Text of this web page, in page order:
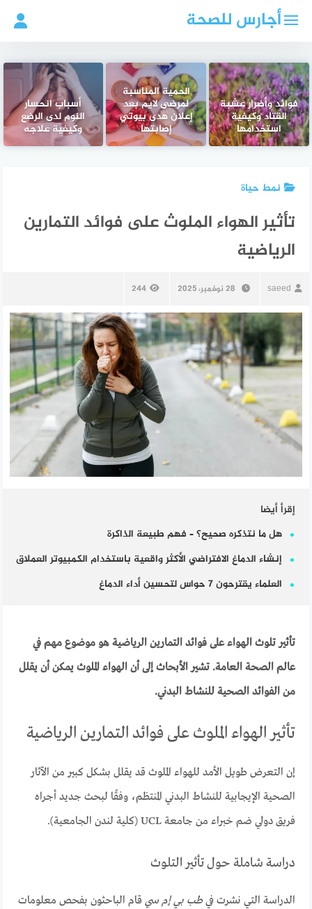
أجارس للصحة
فوائد وأضرار عشبة
القتاد وكيفية
استخدامها
الحمية المناسبة
لمرضى لايم بعد
إعلان هدى بيوتي
إصابتها
أسباب انحسار
النوم لدى الرضع
وكيفية علاجه
نمط حياة
تأثير الهواء الملوث على فوائد التمارين
الرياضية
saeed 28 نوفمبر، 2025 244
إقرأ أيضا
هل ما نتذكره صحيح؟ – فهم طبيعة الذاكرة
إنشاء الدماغ الافتراضي الأكثر واقعية باستخدام الكمبيوتر العملاق
العلماء يقترحون 7 حواس لتحسين أداء الدماغ
تأثير تلوث الهواء على فوائد التمارين الرياضية هو موضوع مهم في
عالم الصحة العامة. تشير الأبحاث إلى أن الهواء الملوث يمكن أن يقلل
من الفوائد الصحية للنشاط البدني.
تأثير الهواء الملوث على فوائد التمارين الرياضية
إن التعرض طويل الأمد للهواء الملوث قد يقلل بشكل كبير من الآثار
الصحية الإيجابية للنشاط البدني المنتظم، وفقًا لبحث جديد أجراه
فريق دولي ضم خبراء من جامعة UCL (كلية لندن الجامعية).
دراسة شاملة حول تأثير التلوث
الدراسة التي نشرت فيطب بي إم سي قام الباحثون بفحص معلومات